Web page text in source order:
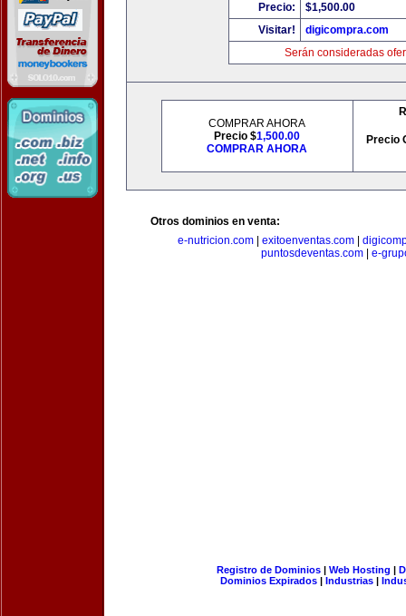
Precio:
$1,500.00
Visitar!
digicompra.com
Serán consideradas
COMPRAR AHORA
Precio $1,500.00
COMPRAR AHORA
Precio
Otros dominios en venta:
e-nutricion.com
exitoenventas.com
puntosdeventas.com| e-
Registro de Dominios| Web Hosting |
Dominios Expirados | Industrias |